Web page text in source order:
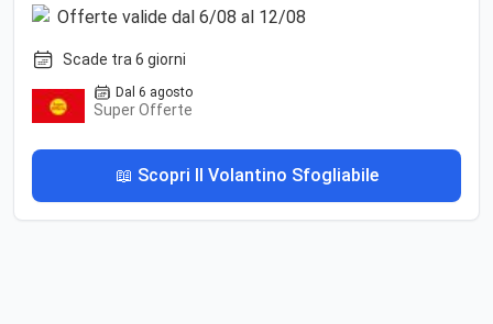
Scade tra 6 giorni
Dal 6 agosto
Super Offerte
📖 Scopri Il Volantino Sfogliabile